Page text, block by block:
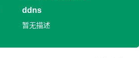
ddns
暂无描述